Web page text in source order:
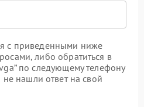
с приведенными ниже
либо обратиться в
по следующему телефону
не нашли ответ на свой